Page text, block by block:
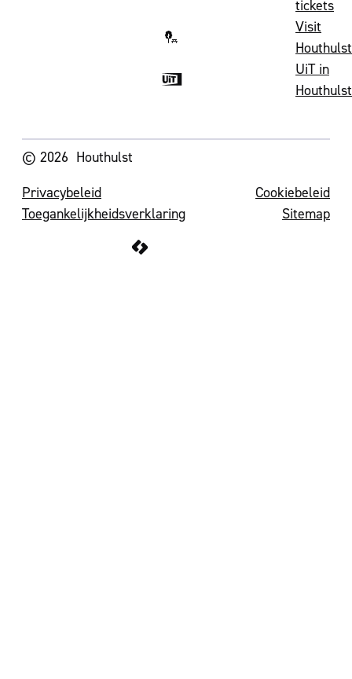
tickets
Visit
Houthulst
UiT in
Houthulst
© 2026 Houthulst
Privacybeleid
Cookiebeleid
Toegankelijkheidsverklaring
Sitemap